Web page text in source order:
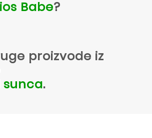
Babe?
proizvode iz
sunca.